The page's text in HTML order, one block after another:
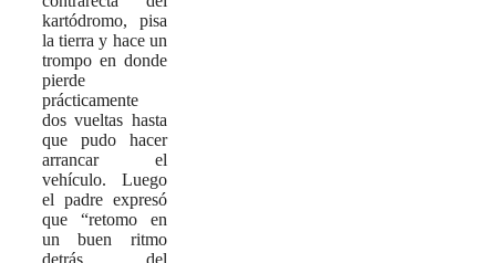
kartódromo, pisa
la tierra y hace un
trompo en donde
pierde
prácticamente
dos vueltas hasta
que pudo hacer
arrancar el
vehículo. Luego
el padre expresó
que “retomo en
un buen ritmo
detrás del